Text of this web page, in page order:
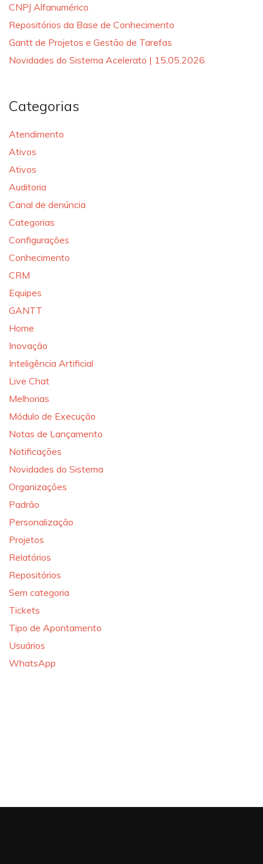
CNPJ Alfanumérico
Repositórios da Base de Conhecimento
Gantt de Projetos e Gestão de Tarefas
Novidades do Sistema Acelerato | 15.05.2026
Categorias
Atendimento
Ativos
Ativos
Auditoria
Canal de denúncia
Categorias
Configurações
Conhecimento
CRM
Equipes
GANTT
Home
Inovação
Inteligência Artificial
Live Chat
Melhorias
Módulo de Execução
Notas de Lançamento
Notificações
Novidades do Sistema
Organizações
Padrão
Personalização
Projetos
Relatórios
Repositórios
Sem categoria
Tickets
Tipo de Apontamento
Usuários
WhatsApp